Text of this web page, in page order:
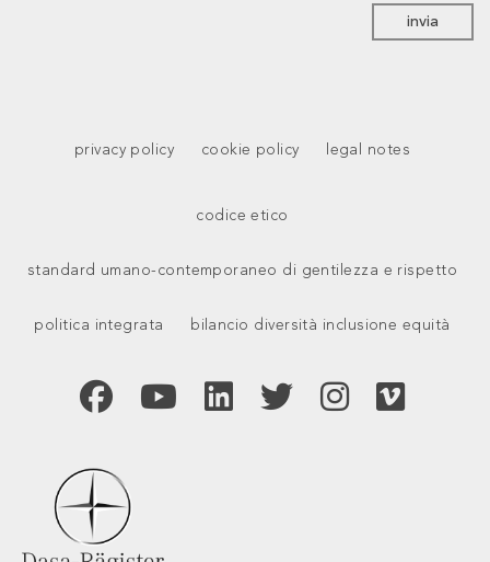
invia
privacy policy cookie policy legal notes
codice etico
standard umano-contemporaneo di gentilezza e rispetto
politica integrata bilancio diversità inclusione equità